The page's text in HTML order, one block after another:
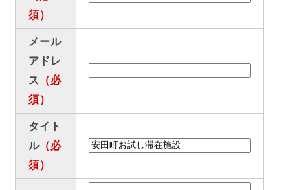
分類で探す 組織で探す
カレンダーで探す
コンテンツ
須）
メール
アドレ
ス （必
須）
タイト
ル（必
須）